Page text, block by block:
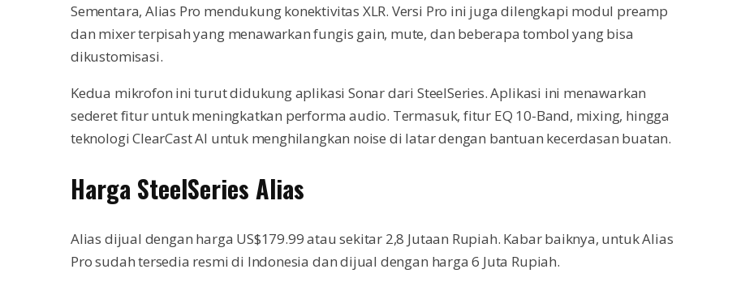
Sementara, Alias Pro mendukung konektivitas XLR. Versi Pro ini juga dilengkapi modul preamp
dan mixer terpisah yang menawarkan fungis gain, mute, dan beberapa tombol yang bisa
dikustomisasi.
Kedua mikrofon ini turut didukung aplikasi Sonar dari SteelSeries. Aplikasi ini menawarkan
sederet fitur untuk meningkatkan performa audio. Termasuk, fitur EQ 10-Band, mixing, hingga
teknologi ClearCast AI untuk menghilangkan noise di latar dengan bantuan kecerdasan buatan.
Harga SteelSeries Alias
Alias dijual dengan harga US$179.99 atau sekitar 2,8 Jutaan Rupiah. Kabar baiknya, untuk Alias
Pro sudah tersedia resmi di Indonesia dan dijual dengan harga 6 Juta Rupiah.